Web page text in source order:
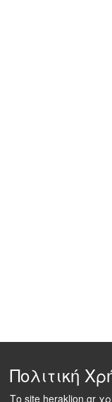
Πολιτική
Το site heraklion.gr